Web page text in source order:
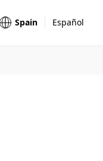
Spain Español